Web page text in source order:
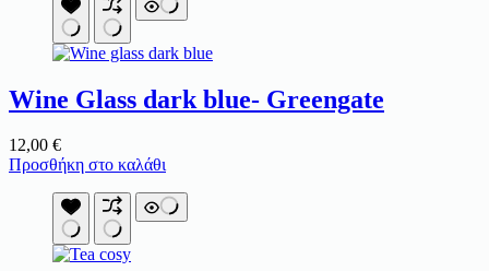
Wine Glass dark blue- Greengate
12,00 €
Προσθήκη στο καλάθι